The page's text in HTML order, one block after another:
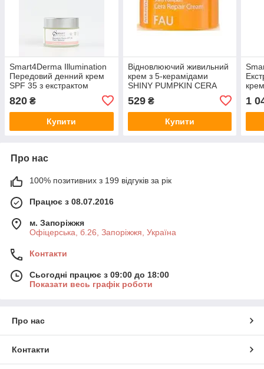
Smart4Derma Illumination
Передовий денний крем
SPF 35 з екстрактом
820 ₴
Купити
Відновлюючий живильний
крем з 5-керамідами
SHINY PUMPKIN CERA
REPAIR CREAM FAU, 10
мл
529₴
Купити
1
Про нас
100% позитивних з 199 відгуків за рік
Працює з 08.07.2016
м. Запоріжжя
Офіцерська, б.26, Запоріжжя, Україна
Контакти
Сьогодні працює з 09:00 до 18:00
Показати весь графік роботи
Про нас
Контакти